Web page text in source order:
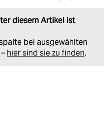
diesem Artikel ist
bei ausgewählten
hier sind sie zu finden.